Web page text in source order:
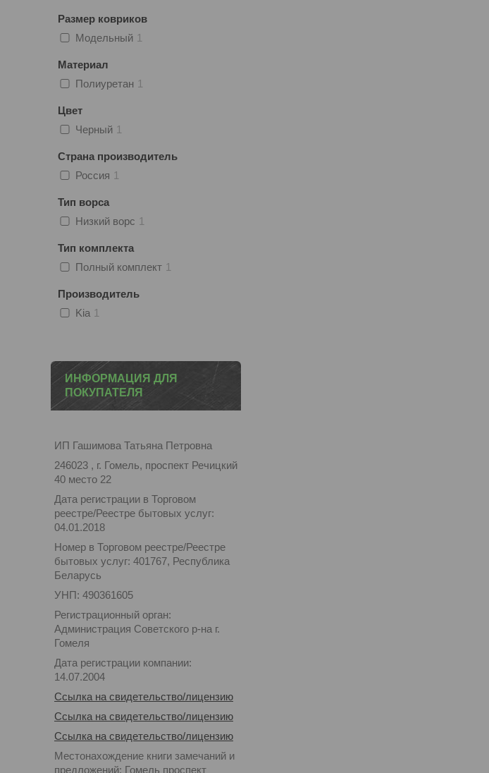
Размер ковриков
Модельный 1
Материал
Полиуретан 1
Цвет
Черный 1
Страна производитель
Россия 1
Тип ворса
Низкий ворс 1
Тип комплекта
Полный комплект 1
Производитель
Kia 1
ИНФОРМАЦИЯ ДЛЯ
ПОКУПАТЕЛЯ
ИП Гашимова Татьяна Петровна
246023 , г. Гомель, проспект Речицкий
40 место 22
Дата регистрации в Торговом
реестре/Реестре бытовых услуг:
04.01.2018
Номер в Торговом реестре/Реестре
бытовых услуг: 401767, Республика
Беларусь
УНП: 490361605
Регистрационный орган:
Администрация Советского р-на г.
Гомеля
Дата регистрации компании:
14.07.2004
Ссылка на свидетельство/лицензию
Ссылка на свидетельство/лицензию
Ссылка на свидетельство/лицензию
Местонахождение книги замечаний и
предложений: Гомель проспект